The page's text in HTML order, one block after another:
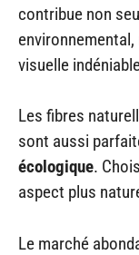
contribue non
visuelle
Les fibres
sont aussi
écologique.
aspect plus
Le marché